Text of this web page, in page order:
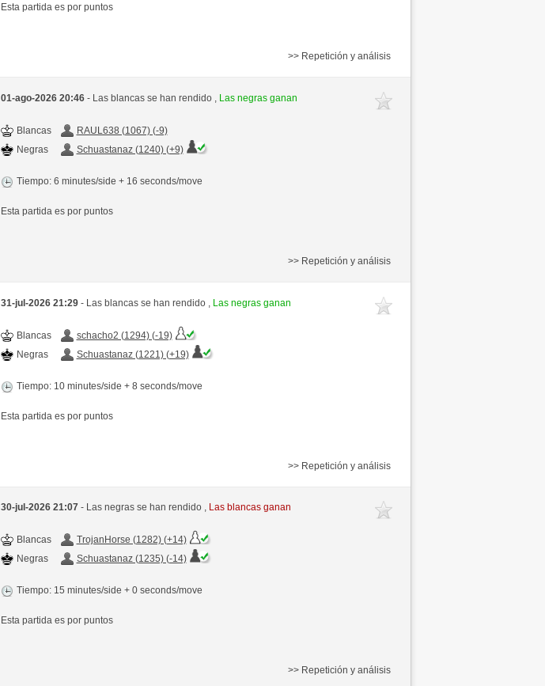
Esta partida es por puntos
>> Repetición y análisis
01-ago-2026 20:46 - Las blancas se han rendido , Las negras ganan
Blancas
RAUL638 (1067) (-9)
Negras
Schuastanaz (1240) (+9)
Tiempo: 6 minutes/side + 16 seconds/move
Esta partida es por puntos
>> Repetición y análisis
31-jul-2026 21:29 - Las blancas se han rendido , Las negras ganan
Blancas
schacho2 (1294) (-19)
Negras
Schuastanaz (1221) (+19)
Tiempo: 10 minutes/side + 8 seconds/move
Esta partida es por puntos
>> Repetición y análisis
30-jul-2026 21:07 - Las negras se han rendido , Las blancas ganan
Blancas
TrojanHorse (1282) (+14)
Negras
Schuastanaz (1235) (-14)
Tiempo: 15 minutes/side + 0 seconds/move
Esta partida es por puntos
>> Repetición y análisis